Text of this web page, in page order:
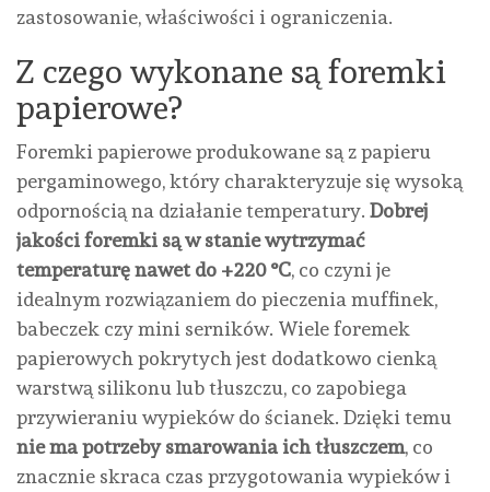
zastosowanie, właściwości i ograniczenia.
Z czego wykonane są foremki
papierowe?
Foremki papierowe produkowane są z papieru
pergaminowego, który charakteryzuje się wysoką
odpornością na działanie temperatury. Dobrej
jakości foremki są w stanie wytrzymać
temperaturę nawet do +220 °C, co czyni je
idealnym rozwiązaniem do pieczenia muffinek,
babeczek czy mini serników. Wiele foremek
papierowych pokrytych jest dodatkowo cienką
warstwą silikonu lub tłuszczu, co zapobiega
przywieraniu wypieków do ścianek. Dzięki temu
nie ma potrzeby smarowania ich tłuszczem, co
znacznie skraca czas przygotowania wypieków i